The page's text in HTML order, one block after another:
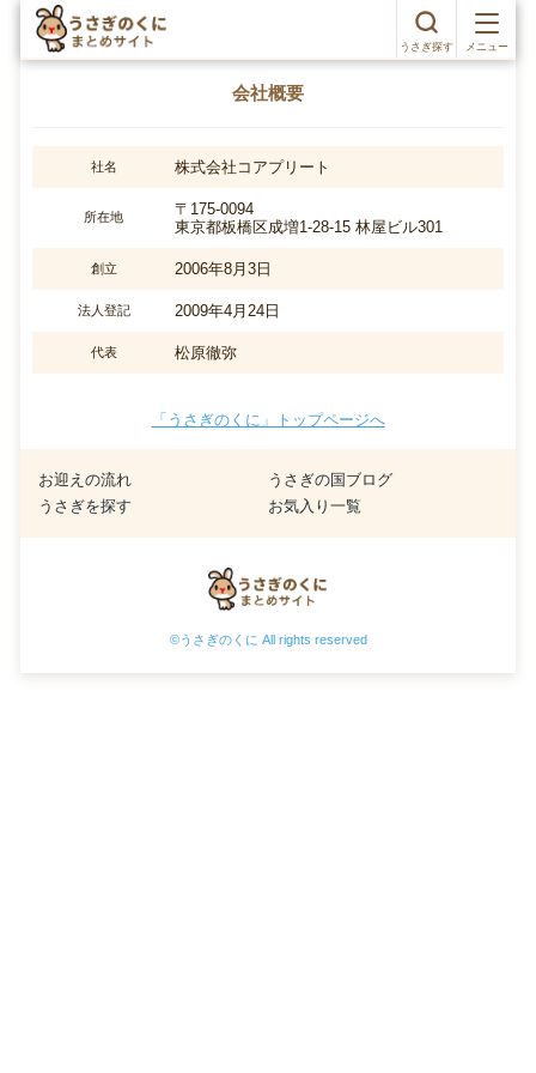
うさぎ探す メニュー
会社概要
社名 株式会社コアプリート
所在地
〒175-0094
東京都板橋区成増1-28-15 林屋ビル301
創立 2006年8月3日
法人登記 2009年4月24日
代表 松原徹弥
「うさぎのくに」トップページへ
お迎えの流れ
うさぎを探す
うさぎの国ブログ
お気入り一覧
©うさぎのくに All rights reserved